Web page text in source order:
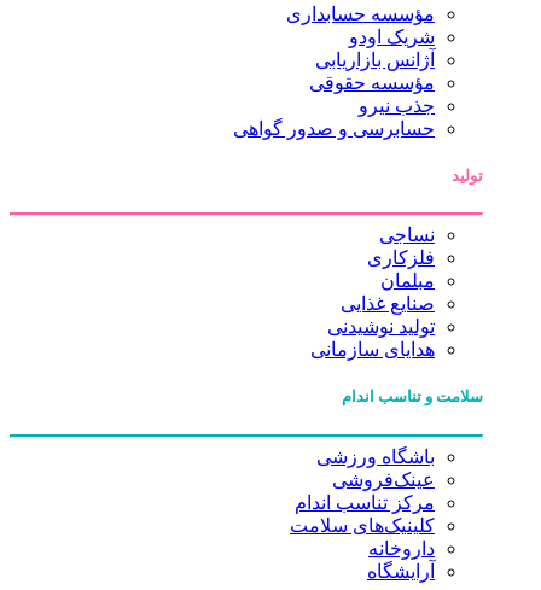
مؤسسه حسابداری
شریک اودو
آژانس بازاریابی
مؤسسه حقوقی
جذب نیرو
حسابرسی و صدور گواهی
تولید
نساجی
فلزکاری
مبلمان
صنایع غذایی
تولید نوشیدنی
هدایای سازمانی
سلامت و تناسب اندام
باشگاه ورزشی
عینک‌فروشی
مرکز تناسب اندام
کلینیک‌های سلامت
داروخانه
آرایشگاه